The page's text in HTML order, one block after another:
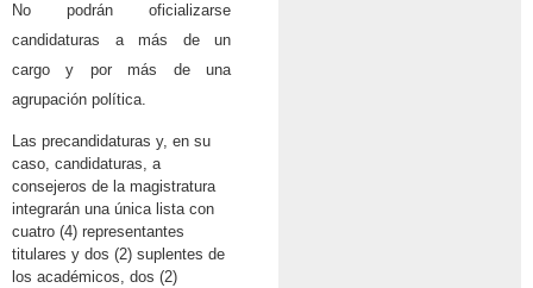
No podrán oficializarse
candidaturas a más de un
cargo y por más de una
agrupación política.
Las precandidaturas y, en su
caso, candidaturas, a
consejeros de la magistratura
integrarán una única lista con
cuatro (4) representantes
titulares y dos (2) suplentes de
los académicos, dos (2)